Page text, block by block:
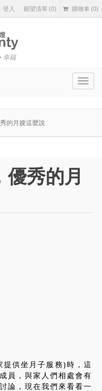
登入 願望清單(0) 購物車 (0)
幸福
的月嫂這麼說
秀的月
供坐月子服務)時，這
員，與家人們相處會有
論，現在我們來看看一